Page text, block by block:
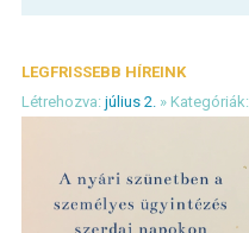
LEGFRISSEBB HÍREINK
Létrehozva: július 2.» Kategóriák: